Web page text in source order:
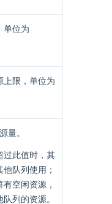
单位为
上限，单位为
量。
过此值时，其
队列使用；
空闲资源，
列的资源。